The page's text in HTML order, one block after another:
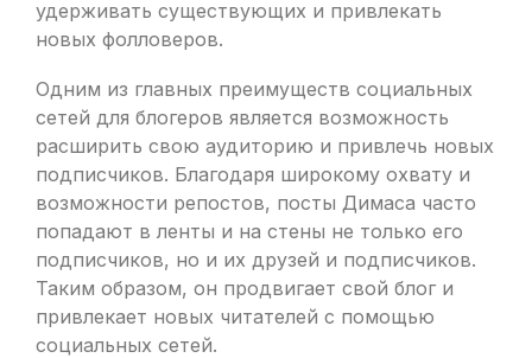
удерживать существующих и привлекать
новых фолловеров.
Одним из главных преимуществ социальных
сетей для блогеров является возможность
расширить свою аудиторию и привлечь новых
подписчиков. Благодаря широкому охвату и
возможности репостов, посты Димаса часто
попадают в ленты и на стены не только его
подписчиков, но и их друзей и подписчиков.
Таким образом, он продвигает свой блог и
привлекает новых читателей с помощью
социальных сетей.